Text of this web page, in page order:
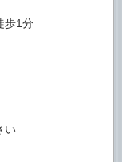
1分
い